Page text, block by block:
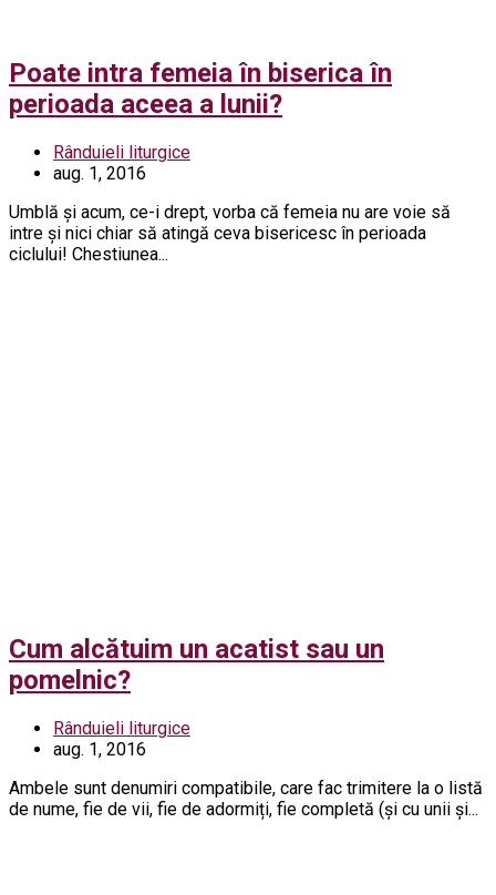
Poate intra femeia în biserica în
perioada aceea a lunii?
Rânduieli liturgice
aug. 1, 2016
Umblă și acum, ce-i drept, vorba că femeia nu are voie să
intre și nici chiar să atingă ceva bisericesc în perioada
ciclului! Chestiunea...
Cum alcătuim un acatist sau un
pomelnic?
Rânduieli liturgice
aug. 1, 2016
Ambele sunt denumiri compatibile, care fac trimitere la o listă
de nume, fie de vii, fie de adormiți, fie completă (și cu unii și...